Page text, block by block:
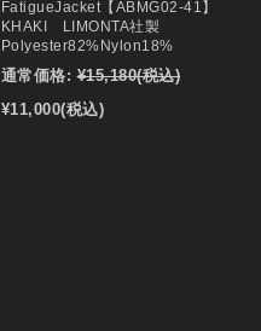
FatigueJacket【ABMG02-41】
KHAKI LIMONTA社製
Polyester82%Nylon18%
通常価格: ¥15,180(税込)
¥11,000(税込)